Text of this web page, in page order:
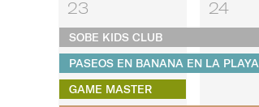
23
SOBE KIDS CLUB
PASEOS EN BANANA EN LA PLAYA
GAME MASTER
24